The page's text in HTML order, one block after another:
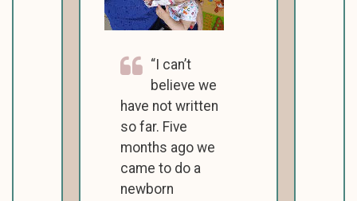
I can’t
believe we
have not written
so far. Five
months ago we
came to do a
newborn